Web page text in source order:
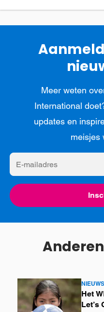
Meer weten
International
updates en
meisjes
E-
mailadres
NIEUWS
Het
Let’s
Lees
meer